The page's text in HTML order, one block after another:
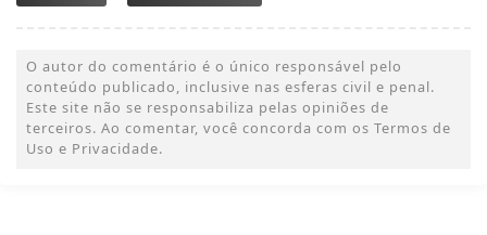
O autor do comentário é o único responsável pelo
conteúdo publicado, inclusive nas esferas civil e penal.
Este site não se responsabiliza pelas opiniões de
terceiros. Ao comentar, você concorda com os Termos de
Uso e Privacidade.